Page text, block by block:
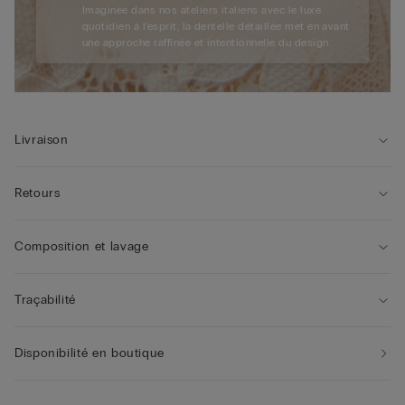
Imaginée dans nos ateliers italiens avec le luxe
quotidien à l’esprit, la dentelle détaillée met en avant
une approche raffinée et intentionnelle du design.
Livraison
Retours
Composition et lavage
Traçabilité
Disponibilité en boutique